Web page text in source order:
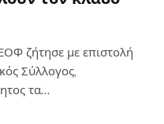
ζήτησε με επιστολή
Σύλλογος,
τα…